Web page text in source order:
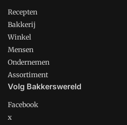
Recepten
Bakkerij
Winkel
Mensen
Ondernemen
Assortiment
Volg Bakkerswereld
Facebook
x